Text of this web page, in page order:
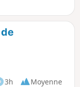
mais
la Meuse. Nous
de la Meuse",
de partage
dénivelés ne
fournir un
lequel est
: une vue
3h
Moyenne